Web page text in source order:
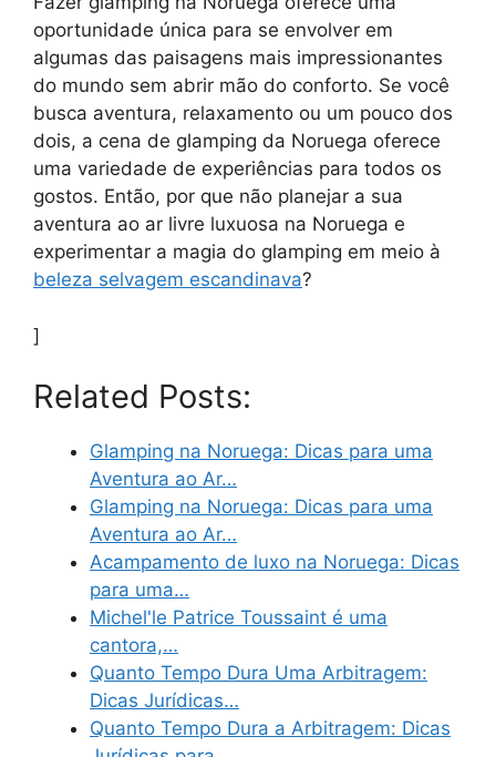
oportunidade única para se envolver em
algumas das paisagens mais impressionantes
do mundo sem abrir mão do conforto. Se você
busca aventura, relaxamento ou um pouco dos
dois, a cena de glamping da Noruega oferece
uma variedade de experiências para todos os
gostos. Então, por que não planejar a sua
aventura ao ar livre luxuosa na Noruega e
experimentar a magia do glamping em meio à
beleza selvagem escandinava?
]
Related Posts:
Glamping na Noruega: Dicas para uma
Aventura ao Ar…
Glamping na Noruega: Dicas para uma
Aventura ao Ar…
Acampamento de luxo na Noruega: Dicas
para uma…
Michel'le Patrice Toussaint é uma
cantora,…
Quanto Tempo Dura Uma Arbitragem:
Dicas Jurídicas…
Quanto Tempo Dura a Arbitragem: Dicas